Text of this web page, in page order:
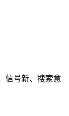
信号新、搜索意